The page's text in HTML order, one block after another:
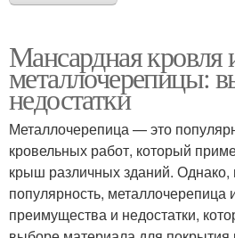
Мансардная кровля
металлочерепицы:
недостатки
Металлочерепица — это
кровельных работ, который
крыш различных зданий.
популярность, металлочерепица
преимущества и недостатки,